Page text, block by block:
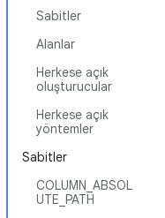
Sabitler
Alanlar
Herkese açık
oluşturucular
Herkese açık
yöntemler
Sabitler
COLUMN_ABSOL
UTE_PATH